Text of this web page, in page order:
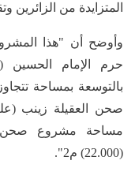
المتزايدة من
وأوضح أن "هذا
حرم الإمام الحسين
مساحة مشروع صحن
(22.000) م2".